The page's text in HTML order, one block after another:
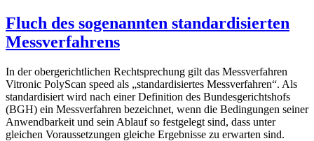
Fluch des sogenannten standardisierten
Messverfahrens
In der obergerichtlichen Rechtsprechung gilt das Messverfahren
Vitronic PolyScan speed als „standardisiertes Messverfahren“. Als
standardisiert wird nach einer Definition des Bundesgerichtshofs
(BGH) ein Messverfahren bezeichnet, wenn die Bedingungen seiner
Anwendbarkeit und sein Ablauf so festgelegt sind, dass unter
gleichen Voraussetzungen gleiche Ergebnisse zu erwarten sind.